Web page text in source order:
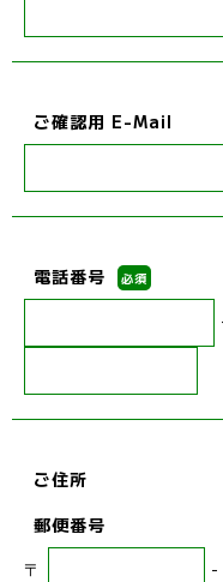
ご確認用 E-Mail
電話番号 必須
ご住所
郵便番号
〒
-